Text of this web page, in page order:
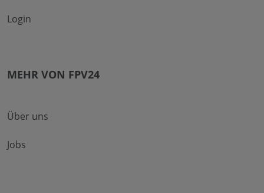
Login
MEHR VON FPV24
Über uns
Jobs